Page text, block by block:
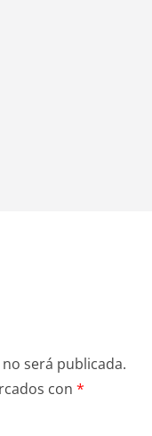
será publicada.
con *